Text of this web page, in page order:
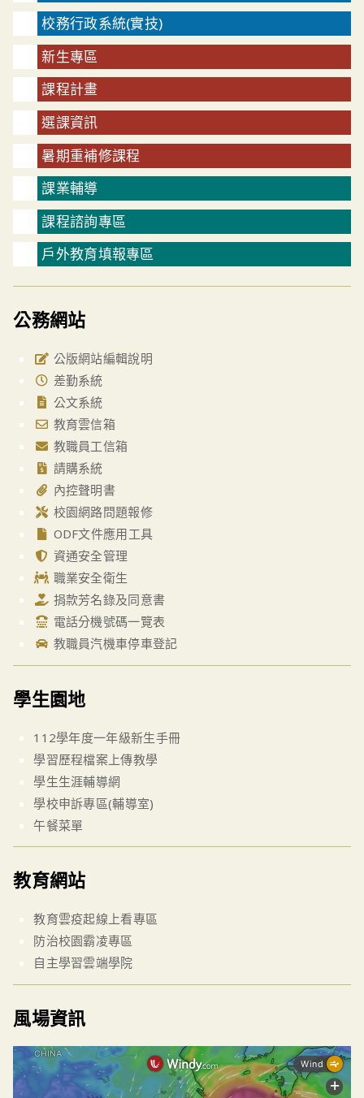
校務行政系統(實技)
新生專區
課程計畫
選課資訊
暑期重補修課程
課業輔導
課程諮詢專區
戶外教育填報專區
公務網站
公版網站編輯說明
差勤系統
公文系統
教育雲信箱
教職員工信箱
請購系統
內控聲明書
校園網路問題報修
ODF文件應用工具
資通安全管理
職業安全衛生
捐款芳名錄及同意書
電話分機號碼一覽表
教職員汽機車停車登記
學生園地
112學年度一年級新生手冊
學習歷程檔案上傳教學
學生生涯輔導網
學校申訴專區(輔導室)
午餐菜單
教育網站
教育雲疫起線上看專區
防治校園霸凌專區
自主學習雲端學院
風場資訊